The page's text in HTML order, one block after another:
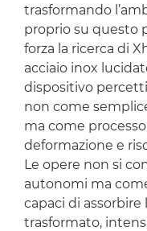
trasformando
proprio su questo
forza la ricerca di
acciaio inox
dispositivo
non come
ma come
deformazione e
Le opere non si
autonomi ma
capaci di
trasformato,